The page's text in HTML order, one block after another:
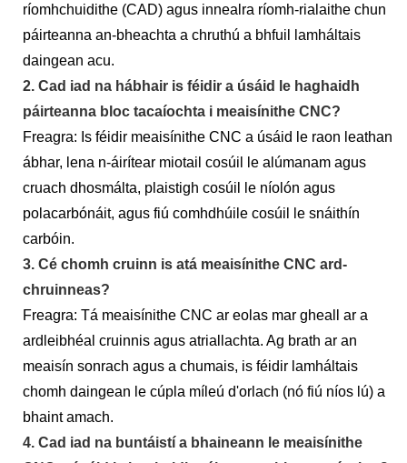
ríomhchuidithe (CAD) agus innealra ríomh-rialaithe chun
páirteanna an-bheachta a chruthú a bhfuil lamháltais
daingean acu.
2. Cad iad na hábhair is féidir a úsáid le haghaidh
páirteanna bloc tacaíochta i meaisínithe CNC?
Freagra: Is féidir meaisínithe CNC a úsáid le raon leathan
ábhar, lena n-áirítear miotail cosúil le alúmanam agus
cruach dhosmálta, plaistigh cosúil le níolón agus
polacarbónáit, agus fiú comhdhúile cosúil le snáithín
carbóin.
3. Cé chomh cruinn is atá meaisínithe CNC ard-
chruinneas?
Freagra: Tá meaisínithe CNC ar eolas mar gheall ar a
ardleibhéal cruinnis agus atriallachta. Ag brath ar an
meaisín sonrach agus a chumais, is féidir lamháltais
chomh daingean le cúpla míleú d'orlach (nó fiú níos lú) a
bhaint amach.
4. Cad iad na buntáistí a bhaineann le meaisínithe